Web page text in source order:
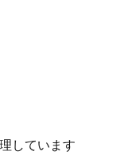
しています